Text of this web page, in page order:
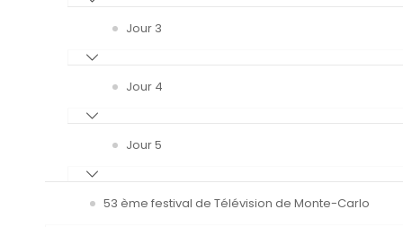
Jour 3
Jour 4
Jour 5
53 ème festival de Télévision de Monte-Carlo